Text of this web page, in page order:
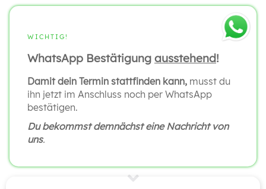
WICHTIG!
WhatsApp Bestätigung ausstehend!
Damit dein Termin stattfinden kann, musst du
ihn jetzt im Anschluss noch per WhatsApp
bestätigen.
Du bekommst demnächst eine Nachricht von
uns.